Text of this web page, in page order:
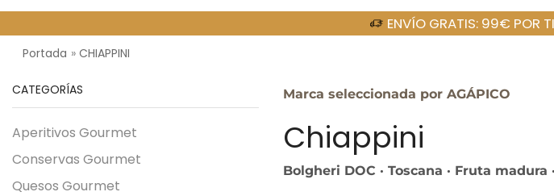
ENVÍO GRATIS: 99€ POR
Portada » CHIAPPINI
Marca seleccionada por AGÁPICO
Chiappini
Bolgheri DOC · Toscana · Fruta
CATEGORÍAS
Aperitivos Gourmet
Conservas Gourmet
Quesos Gourmet